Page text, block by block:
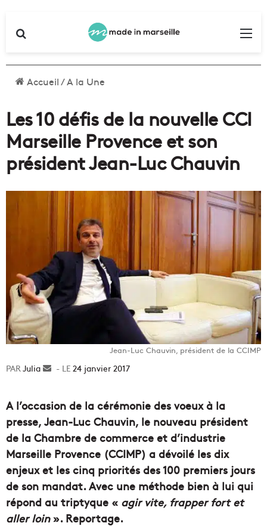
Accueil/A la Une
Les 10 défis de la nouvelle CCI
Marseille Provence et son
président Jean-Luc Chauvin
Jean-Luc Chauvin, président de la CCIMP
Julia
Envoyer24 janvier 2017
A l’occasion de la cérémonie des voeux à la
presse, Jean-Luc Chauvin, le nouveau président
de la Chambre de commerce et d’industrie
Marseille Provence (CCIMP) a dévoilé les dix
enjeux et les cinq priorités des 100 premiers jours
de son mandat. Avec une méthode bien à lui qui
répond au triptyque « agir vite, frapper fort et
aller loin». Reportage.